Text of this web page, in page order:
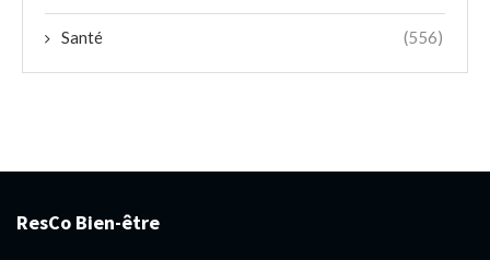
Santé (556)
ResCo Bien-être